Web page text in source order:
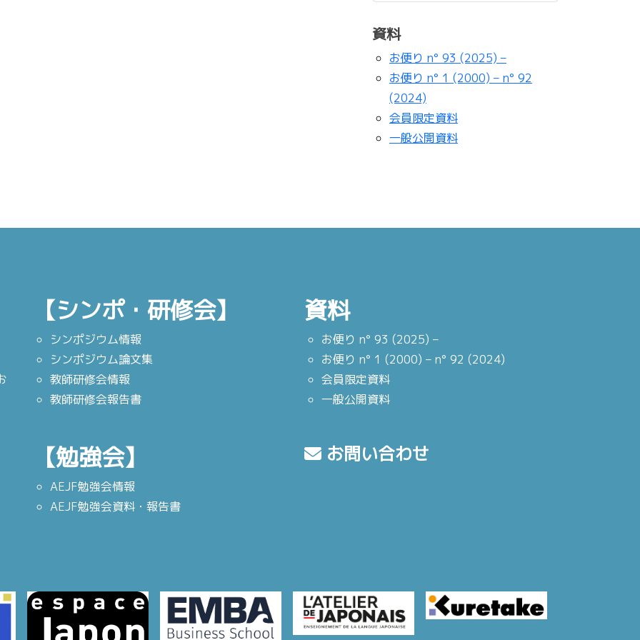
資料
お便り n° 93 (2025) –
お便り n° 1 (2000) – n° 92
(2024)
会員限定資料
一般公開資料
【シンポ・研修会】
シンポジウム情報
シンポジウム論文集
教師研修会情報
教師研修会報告書
【勉強会】
AEJF勉強会情報
AEJF勉強会資料・報告書
資料
お便り n° 93 (2025) –
お便り n° 1 (2000) – n° 92 (2024)
会員限定資料
一般公開資料
お問い合わせ